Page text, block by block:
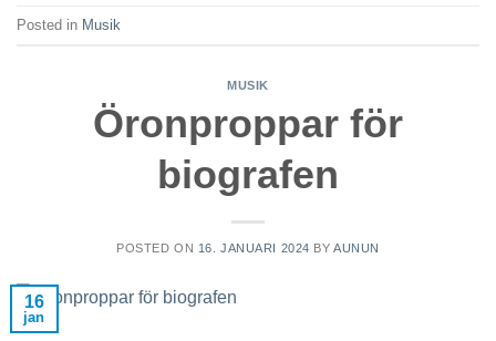
Posted in Musik
MUSIK
Öronproppar för
biografen
POSTED ON 16. JANUARI 2024 BY AUNUN
16
jan